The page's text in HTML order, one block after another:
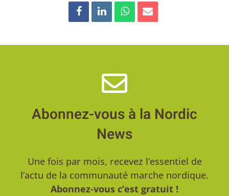
Abonnez-vous à la Nordic
News
Une fois par mois, recevez l’essentiel de
l’actu de la communauté marche nordique.
Abonnez-vous c’est gratuit !